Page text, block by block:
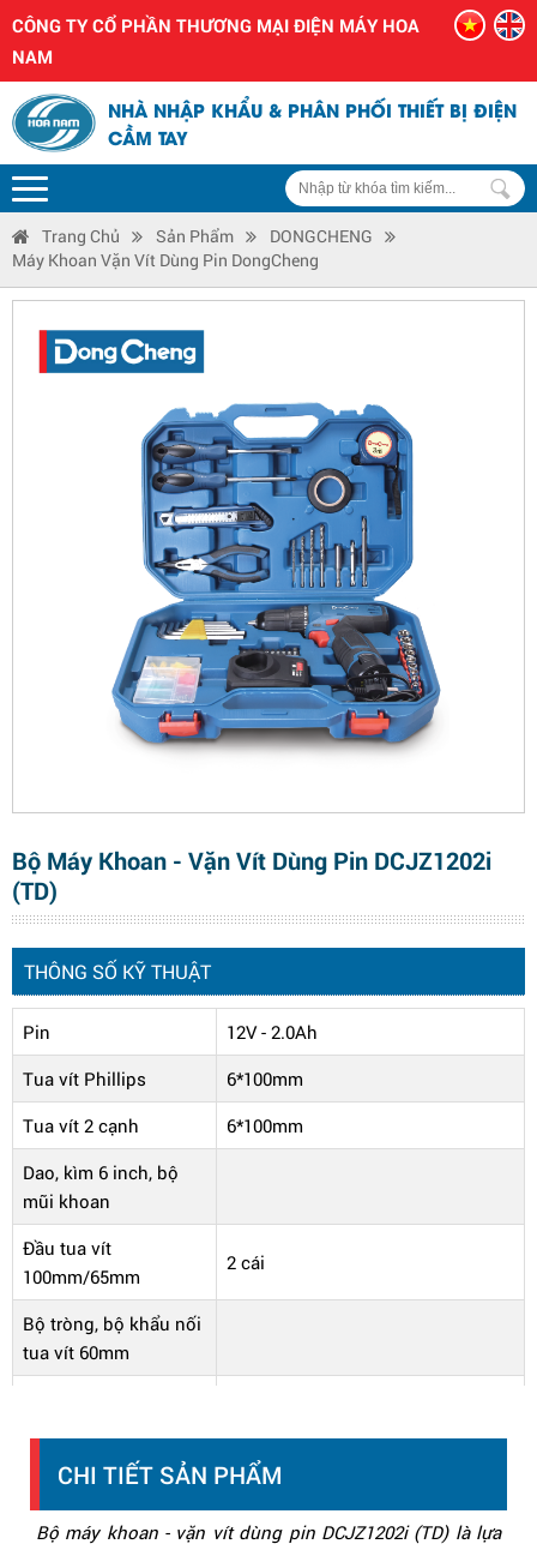
CÔNG TY CỔ PHẦN THƯƠNG MẠI ĐIỆN MÁY HOA
NAM
NHÀ NHẬP KHẨU & PHÂN PHỐI THIẾT BỊ ĐIỆN
CẦM TAY
Trang Chủ Sản Phẩm
DONGCHENG
Máy Khoan Vặn Vít Dùng Pin DongCheng
Bộ Máy Khoan - Vặn Vít Dùng Pin DCJZ1202i
(TD)
THÔNG SỐ KỸ THUẬT
Pin
12V - 2.0Ah
Tua vít Phillips
6*100mm
Tua vít 2 cạnh
6*100mm
Dao, kìm 6 inch, bộ
mũi khoan
Đầu tua vít
100mm/65mm
2 cái
Bộ tròng, bộ khẩu nối
tua vít 60mm
thước điện, hộp nhựa
CHI TIẾT SẢN PHẨM
Bộ máy khoan - vặn vít dùng pin DCJZ1202i (TD) là lựa